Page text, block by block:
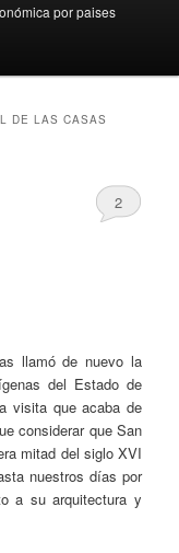
por paises
DE LAS CASAS
2
llamó de nuevo la
del Estado de
visita que acaba de
considerar que San
mitad del siglo XVI
nuestros días por
a su arquitectura y